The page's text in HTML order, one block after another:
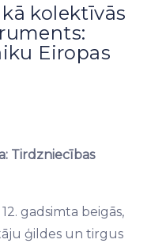
kolektīvās
Eiropas
Tirdzniecības
gadsimta beigās,
ģildes un tirgus